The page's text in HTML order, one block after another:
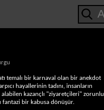
temalı bir karnaval olan bir anekdot
hayallerinin tadını, insanların
kazançlı "ziyaretçileri" zorunlu
fantazi bir kabusa dönüşür.